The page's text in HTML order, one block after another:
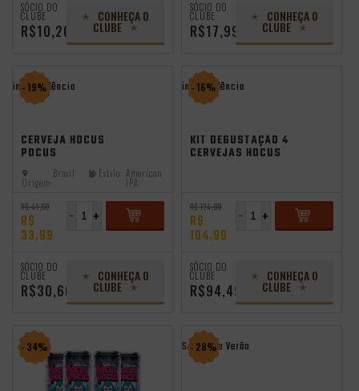
SÓCIO DO
CLUBE
R$10,20
CONHEÇA O
CLUBE
SÓCIO DO
CLUBE
R$17,99
CONHEÇA O
CLUBE
independência
- 19%
CERVEJA HOCUS
POCUS
INTERESTELLAR
500ML
Origem:
Brasil Estilo: American
IPA
R$ 41,99
R$
33,99
+
-
SÓCIO DO
CLUBE
R$30,60
CONHEÇA O
CLUBE
independência
- 16%
KIT DEGUSTAÇÃO 4
CERVEJAS HOCUS
R$ 124,99
R$
104,99
+
-
SÓCIO DO
CLUBE
R$94,49
CONHEÇA O
CLUBE
- 34% Saldão de Verão
- 28%